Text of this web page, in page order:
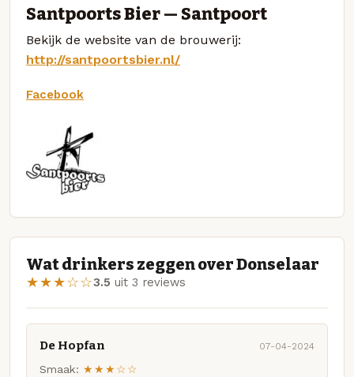
Santpoorts Bier — Santpoort
Bekijk de website van de brouwerij:
http://santpoortsbier.nl/
Facebook
Wat drinkers zeggen over Donselaar
★★★☆☆3.5 uit 3 reviews
De Hopfan 07-04-2024
Smaak: ★★★☆☆